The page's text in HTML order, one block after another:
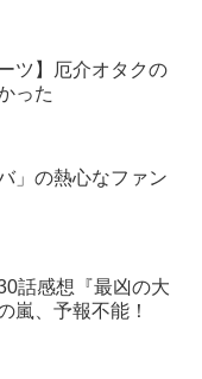
ツ】厄介オタクの
った
」の熱心なファン
話感想『最凶の大
嵐、予報不能！